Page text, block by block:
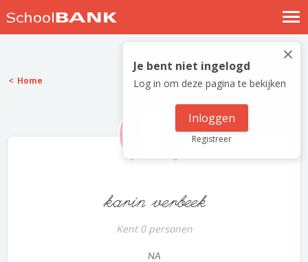
Nostalgische verhalen
Log in
Meld je gratis aan
×
Je bent niet ingelogd
Log in om deze pagina te bekijken
Inloggen
Registreer
Home
karin verbeek
Kent 0 personen
NA